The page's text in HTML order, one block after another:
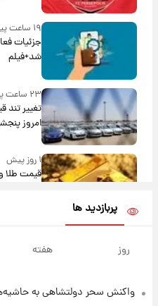
۱۹ ساعت پیش
جزئیات
شد+فیلم
۲۳ ساعت پیش
تغییر تند
امروز پنجشنبه ۱۵ مرداد
۱ روز پیش
قیمت طلا و سکه
شد
۱ روز پیش
پربازدید ها
روز هفته
واکنش سحر دولتشاهی به